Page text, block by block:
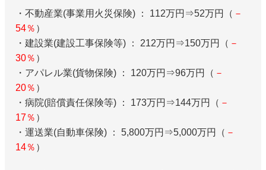
・不動産業(事業用火災保険) ： 112万円⇒52万円（ －
54％ ）
・建設業(建設工事保険等) ： 212万円⇒150万円（ －
30％ ）
・アパレル業(貨物保険) ： 120万円⇒96万円（ －
20％ ）
・病院(賠償責任保険等) ： 173万円⇒144万円（ －
17％ ）
・運送業(自動車保険) ： 5,800万円⇒5,000万円（ －
14％ ）